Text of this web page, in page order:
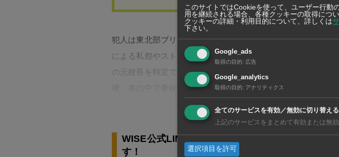
犯人は東北部ブリーラム県で校長をつとめていた男（52歳）
による私怨やストレスが動機だと推測されている。事件発生後
の元校長を特定できたが、男は故郷のブリーラム県へ逃亡して
後、車の中で拳銃自殺を図り、死亡していたという。（7月23
WISE公式LINEの友だち登録で、記事の続きをご
す！
このサイトではCookieを使って、ユーザー行動
用を継続される場合、各種クッキーの取得につ
クッキーの詳細・利用目的について、詳しくは
下さい。
Google_ads
取得の目的: 広告
Google_analytics
取得の目的: アナリティクス
全てのサービスを有効／無効に切り替える
上記のサービスをまとめて有効または無
選択項目を許可